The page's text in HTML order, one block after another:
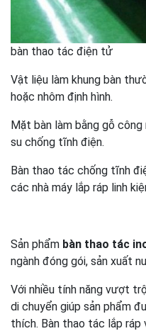
bàn thao tác điện tử
Vật liệu làm khung bàn
hoặc nhôm định hình.
Mặt bàn làm bằng gỗ
su chống tĩnh điện.
Bàn thao tác chống tĩnh
các nhà máy lắp ráp linh
Sản phẩm bàn thao tác
ngành đóng gói, sản xuất
Với nhiều tính năng vượt
di chuyển giúp sản phẩm
thích. Bàn thao tác lắp ráp